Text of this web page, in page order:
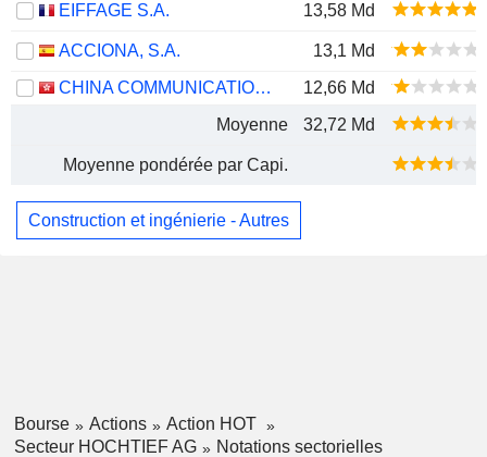
EIFFAGE S.A. 13,58 Md
ACCIONA, S.A.
13,1 Md
CHINA COMMUNICATIONS CONSTRUCTION COMPANY LIMITED
12,66 Md
Moyenne
32,72 Md
Moyenne pondérée par Capi.
Construction et ingénierie - Autres
Bourse Actions
Action HOT
Secteur HOCHTIEF AG
Notations sectorielles